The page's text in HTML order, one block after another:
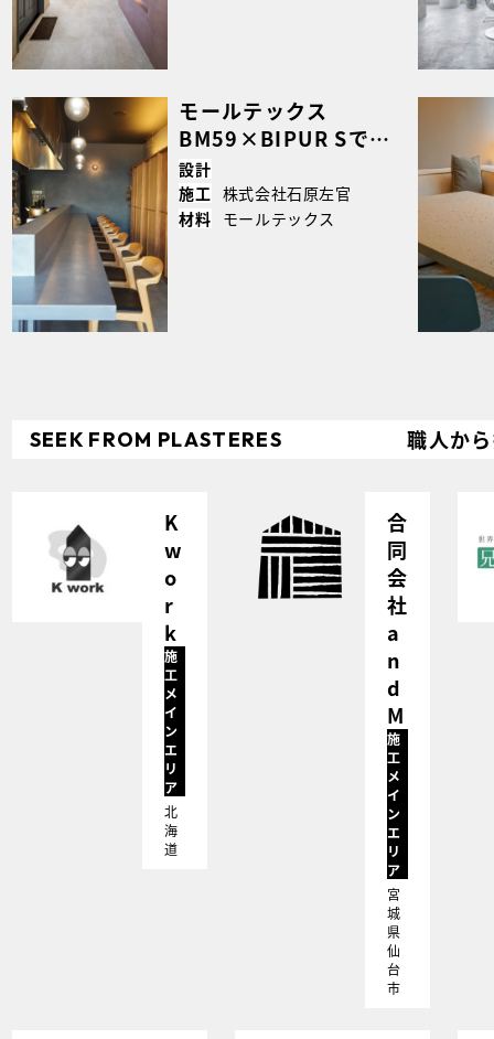
モールテックス
BM59×BIPUR Sで仕
上げた、上質な空間づ
くり｜case5276
設計
施工 株式会社石原左官
材料 モールテックス
SEEK FROM PLASTERES 職人か
K
w
o
r
k
施
工
メ
イ
ン
エ
リ
ア
北
海
道
合
同
会
社
a
n
d
M
施
工
メ
イ
ン
エ
リ
ア
宮
城
県
仙
台
市